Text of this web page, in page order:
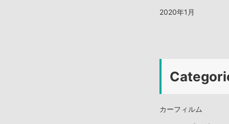
2020年1月
カーフィルム